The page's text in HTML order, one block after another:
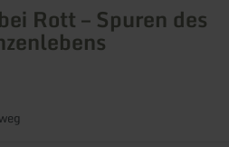
Rott – Spuren des